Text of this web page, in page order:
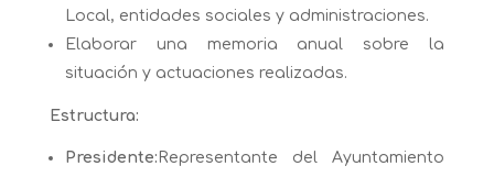
Local, entidades sociales y administraciones.
Elaborar una memoria anual sobre la
situación y actuaciones realizadas.
Estructura:
Presidente: Representante del Ayuntamiento